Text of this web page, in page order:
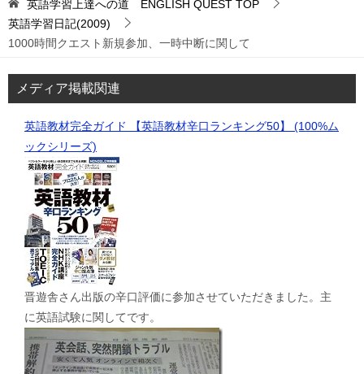
英語学習上達への道 ENGLISH QUEST TOP
英語学習日記(2009)
1000時間クエスト新規参加、一時中断に関して
メディア掲載関連
英語教材完全ガイド 【英語教材辛口ランキング50】 (100%ム
ックシリーズ)
晋遊舎さん出版の辛口評価に参加させていただきました。主
に英語試験に関してです。